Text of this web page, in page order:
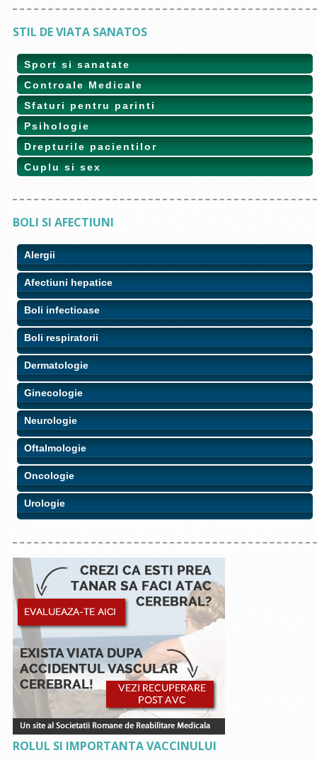
STIL DE VIATA SANATOS
Sport si sanatate
Controale Medicale
Sfaturi pentru parinti
Psihologie
Drepturile pacientilor
Cuplu si sex
BOLI SI AFECTIUNI
Alergii
Afectiuni hepatice
Boli infectioase
Boli respiratorii
Dermatologie
Ginecologie
Neurologie
Oftalmologie
Oncologie
Urologie
ROLUL SI IMPORTANTA VACCINULUI